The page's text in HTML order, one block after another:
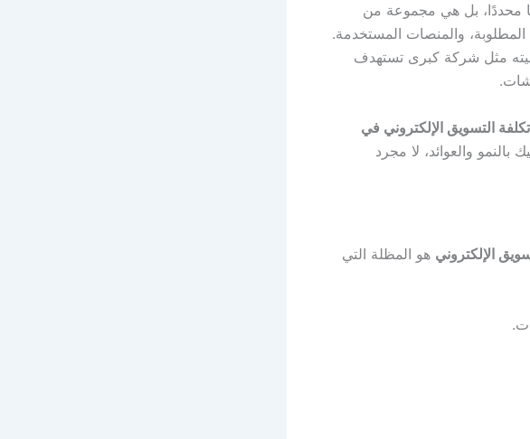
محددًا، بل هي مجموعة من
والمنصات المستخدمة.
مثل شركة كبرى تستهدف
التسويق الإلكتروني في
بالنمو والعوائد، لا مجرد
الإلكتروني هو المظلة التي